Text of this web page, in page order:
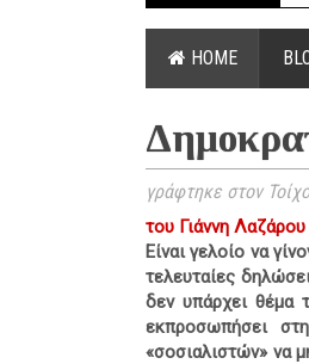
HOME
γράφτηκε στον
του Γιάννη Λαζάρου
Είναι γελοίο να
τελευταίες
δεν υπάρχει θέμα
εκπροσωπήσει
«σοσιαλιστών» να